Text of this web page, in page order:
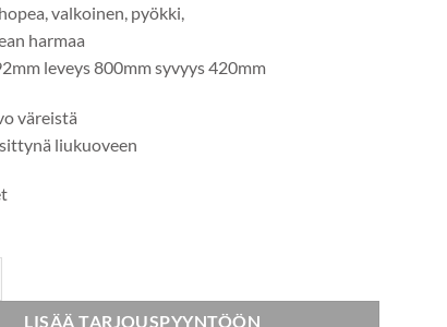
valkoinen, pyökki,
harmaa
leveys 800mm syvyys 420mm
väreistä
liukuoveen
LISÄÄ TARJOUSPYYNTÖÖN